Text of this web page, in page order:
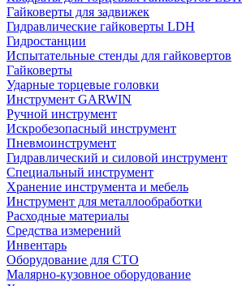
Гайковерты для задвижек
Гидравлические гайковерты LDH
Гидростанции
Испытательные стенды для гайковертов
Гайковерты
Ударные торцевые головки
Инструмент GARWIN
Ручной инструмент
Искробезопасный инструмент
Пневмоинструмент
Гидравлический и силовой инструмент
Специальный инструмент
Хранение инструмента и мебель
Инструмент для металлообработки
Расходные материалы
Средства измерений
Инвентарь
Оборудование для СТО
Малярно-кузовное оборудование